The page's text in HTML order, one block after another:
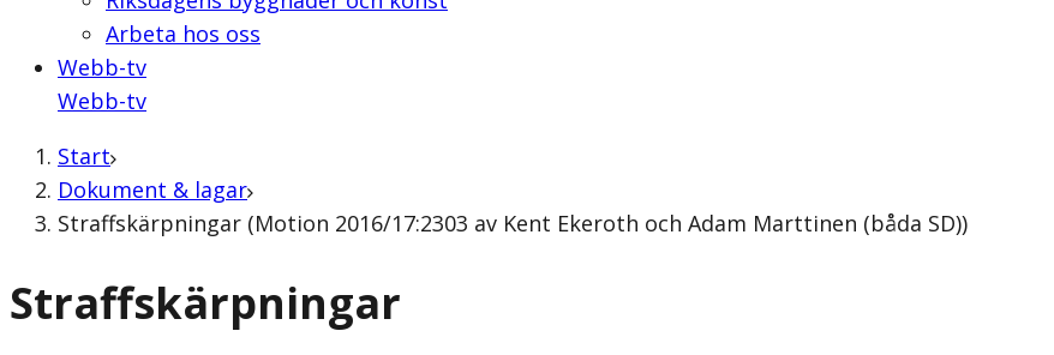
Arbeta hos oss
Webb-tv
Webb-tv
Start
Dokument & lagar
Straffskärpningar (Motion 2016/17:2303 av Kent Ekeroth och Adam Marttinen (båda SD))
Straffskärpningar